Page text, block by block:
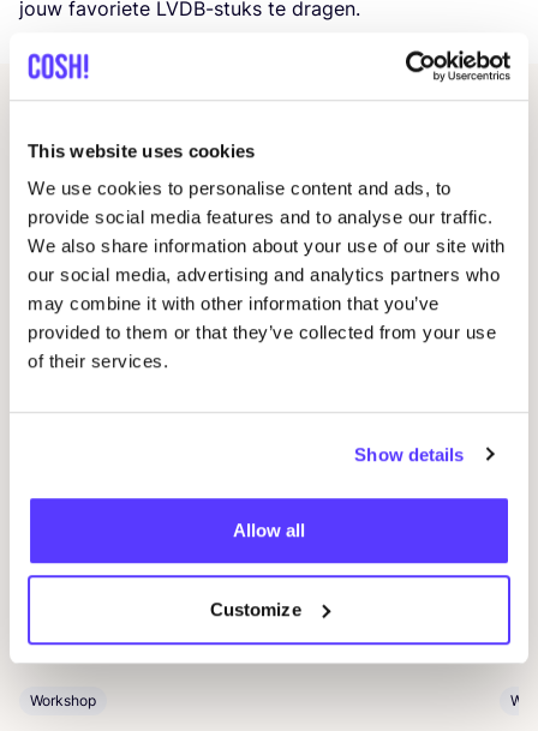
This website uses cookies
We use cookies to personalise content and ads, to
provide social media features and to analyse our traffic.
We also share information about your use of our site with
our social media, advertising and analytics partners who
may combine it with other information that you’ve
provided to them or that they’ve collected from your use
of their services.
Show details
Allow all
Customize
jouw favoriete LVDB-stuks te dragen.
Workshop